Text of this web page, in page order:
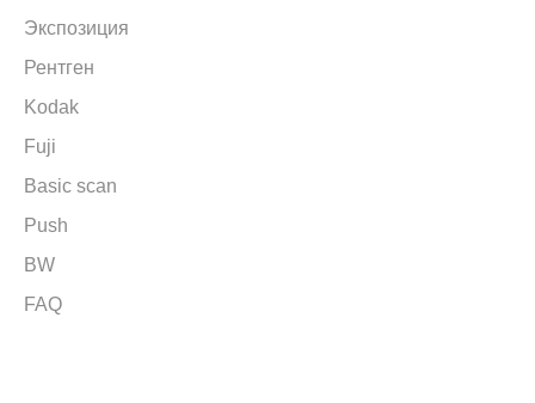
Экспозиция
Рентген
Kodak
Fuji
Basic scan
Push
BW
FAQ